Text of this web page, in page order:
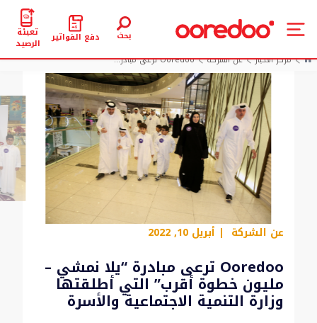
بحث دفع الفواتير تعبئة
الرصيد
مركز الأخبار
عن الشركة Ooredoo ترعى مبادر...
عن الشركة | أبريل 10, 2022
Ooredoo ترعى مبادرة “يلا نمشي –
مليون خطوة أقرب” التي أطلقتها
وزارة التنمية الاجتماعية والأسرة